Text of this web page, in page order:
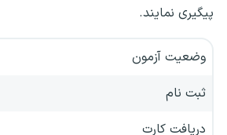
پیگیری نمایند.
وضعیت آزمون
ثبت نام
دریافت کارت